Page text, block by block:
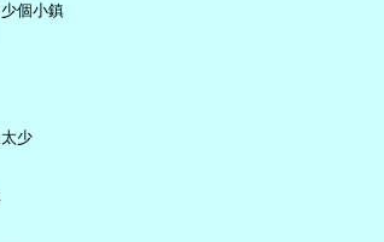
個小鎮
少